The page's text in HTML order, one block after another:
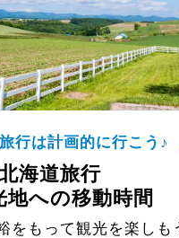
行は計画的に行こう♪
海道旅行
地への移動時間
をもって観光を楽しも